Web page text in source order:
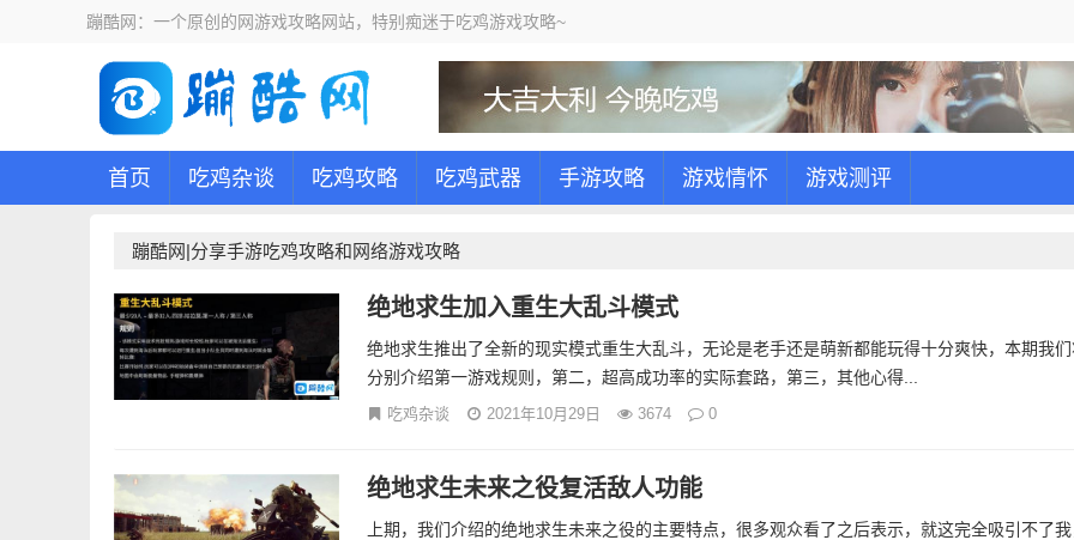
蹦酷网：一个原创的网游戏攻略网站，特别痴迷于吃鸡游戏攻略~
首页 吃鸡杂谈 吃鸡攻略 吃鸡武器 手游攻略 游戏情怀 游戏测评
蹦酷网|分享手游吃鸡攻略和网络游戏攻略
绝地求生加入重生大乱斗模式
绝地求生推出了全新的现实模式重生大乱斗，无论是老手还是萌新都能玩得十分爽快，本期我
分别介绍第一游戏规则，第二，超高成功率的实际套路，第三，其他心得...
吃鸡杂谈 2021年10月29日 3674 0
绝地求生未来之役复活敌人功能
上期，我们介绍的绝地求生未来之役的主要特点，很多观众看了之后表示，就这完全吸引不了我